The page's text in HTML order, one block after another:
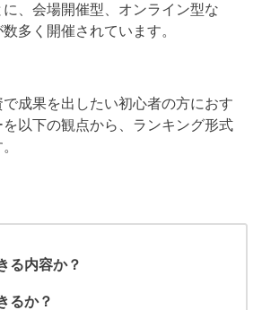
、会場開催型、オンライン型な
多く開催されています。
成果を出したい初心者の方におす
以下の観点から、ランキング形式
る内容か？
るか？